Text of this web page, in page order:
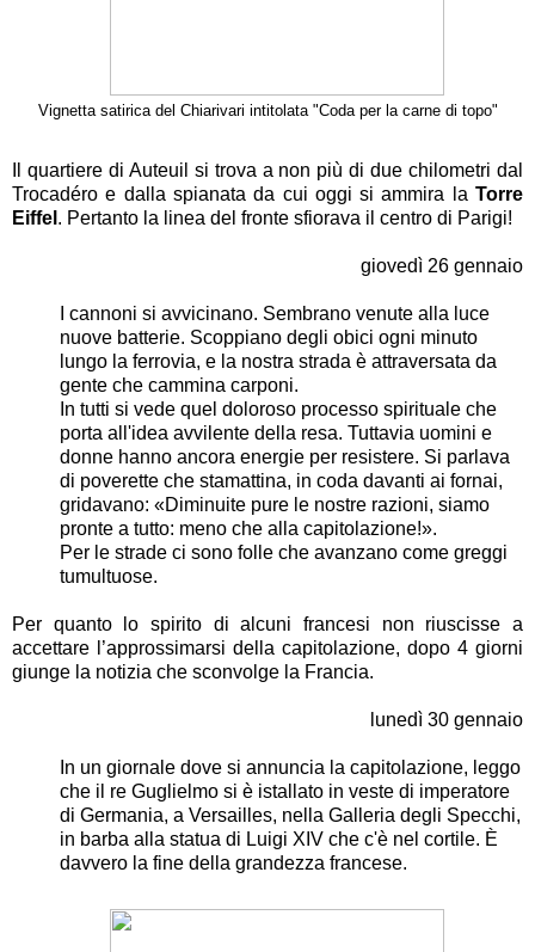
Vignetta satirica del Chiarivari intitolata "Coda per la carne di topo"
Il quartiere di Auteuil si trova a non più di due chilometri dal
Trocadéro e dalla spianata da cui oggi si ammira la Torre
Eiffel . Pertanto la linea del fronte sfiorava il centro di Parigi!
giovedì 26 gennaio
I cannoni si avvicinano. Sembrano venute alla luce
nuove batterie. Scoppiano degli obici ogni minuto
lungo la ferrovia, e la nostra strada è attraversata da
gente che cammina carponi.
In tutti si vede quel doloroso processo spirituale che
porta all'idea avvilente della resa. Tuttavia uomini e
donne hanno ancora energie per resistere. Si parlava
di poverette che stamattina, in coda davanti ai fornai,
gridavano: «Diminuite pure le nostre razioni, siamo
pronte a tutto: meno che alla capitolazione!».
Per le strade ci sono folle che avanzano come greggi
tumultuose.
Per quanto lo spirito di alcuni francesi non riuscisse a
accettare l’approssimarsi della capitolazione, dopo 4 giorni
giunge la notizia che sconvolge la Francia.
lunedì 30 gennaio
In un giornale dove si annuncia la capitolazione, leggo
che il re Guglielmo si è istallato in veste di imperatore
di Germania, a Versailles, nella Galleria degli Specchi,
in barba alla statua di Luigi XIV che c'è nel cortile. È
davvero la fine della grandezza francese.